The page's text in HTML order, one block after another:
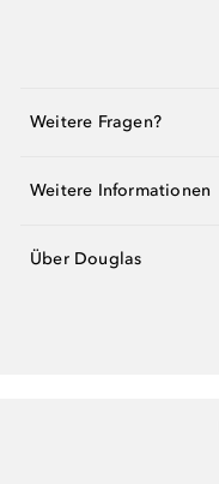
Weitere Fragen?
Weitere Informationen
Über Douglas